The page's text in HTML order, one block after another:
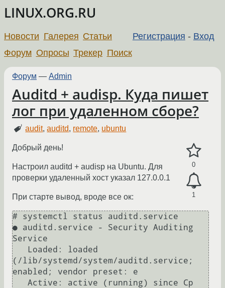
LINUX.ORG.RU
Регистрация - Вход
Новости Галерея Статьи
Форум Опросы Трекер Поиск
Форум — Admin
Auditd + audisp. Куда пишет
лог при удаленном сборе?
audit,auditd, remote, ubuntu
0
1
Добрый день!
Настроил auditd + audisp на Ubuntu. Для
проверки удаленный хост указал 127.0.0.1
При старте вывод, вроде все ок:
# systemctl status auditd.service
● auditd.service - Security Auditing
Service
(/lib/systemd/system/auditd.service;
enabled; vendor preset: e